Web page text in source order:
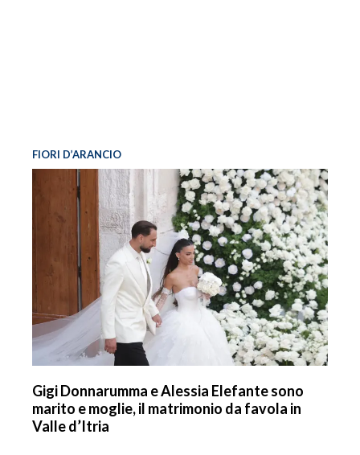
FIORI D’ARANCIO
Gigi Donnarumma e Alessia Elefante sono
marito e moglie, il matrimonio da favola in
Valle d’Itria